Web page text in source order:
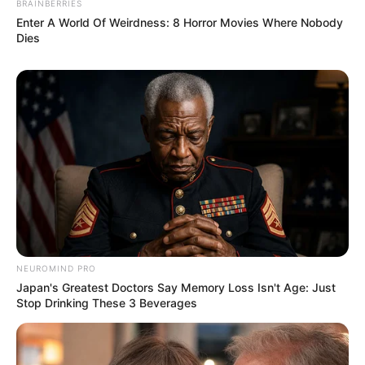
Golongan Darah: –
Warna Rambut: Hitam
Warna Kulit: Putih
Ukuran Tubuh: –
Ukuran Sepatu: –
Ukuran Baju: –
Pendidikan
Universitas Indonesia
Keluarga
Ayah:-
BRAINBERRIES
Enter A World Of Weirdness: 8 Horror Movies Where Nobody
Dies
NEUROMIND PRO
Japan's Greatest Doctors Say Memory Loss Isn't Age: Just
Stop Drinking These 3 Beverages